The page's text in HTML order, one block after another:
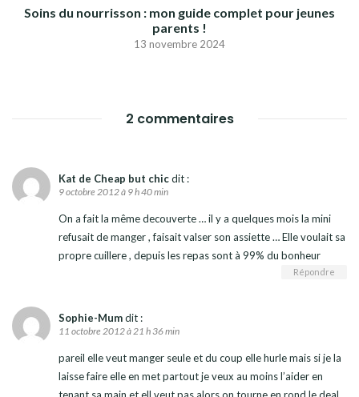
Soins du nourrisson : mon guide complet pour jeunes
parents !
13 novembre 2024
2 commentaires
Kat de Cheap but chicdit :
9 octobre 2012 à 9 h 40 min
On a fait la même decouverte … il y a quelques mois la mini
refusait de manger , faisait valser son assiette … Elle voulait sa
propre cuillere , depuis les repas sont à 99% du bonheur
Répondre
Sophie-Mumdit :
11 octobre 2012 à 21 h 36 min
pareil elle veut manger seule et du coup elle hurle mais si je la
laisse faire elle en met partout je veux au moins l’aider en